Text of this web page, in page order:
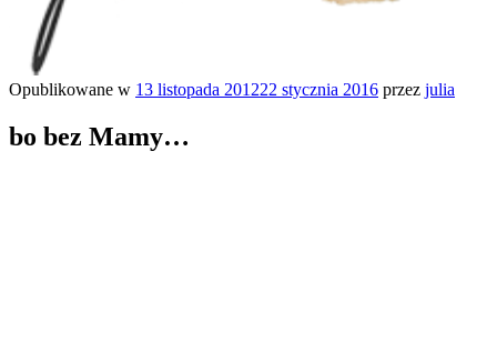
Opublikowane w 13 listopada 201222 stycznia 2016 przez julia
bo bez Mamy…